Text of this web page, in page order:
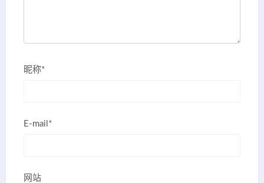
昵称*
E-mail*
网站